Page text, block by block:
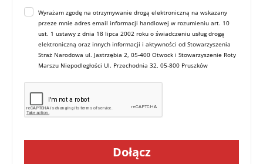
Wyrażam zgodę na otrzymywanie drogą elektroniczną na wskazany
przeze mnie adres email informacji handlowej w rozumieniu art. 10
ust. 1 ustawy z dnia 18 lipca 2002 roku o świadczeniu usług drogą
elektroniczną oraz innych informacji i aktywności od Stowarzyszenia
Straż Narodowa ul. Jastrzębia 2, 05-400 Otwock i Stowarzyszenie Roty
Marszu Niepodległości Ul. Przechodnia 32, 05-800 Pruszków
Dołącz